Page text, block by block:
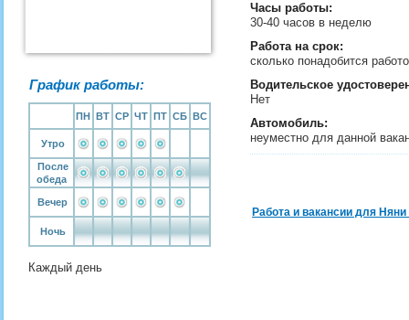
График работы:
ПН ВТ СР ЧТ ПТ СБ ВС
Утро
После
обеда
Вечер
Ночь
Каждый день
Часы работы:
30-40 часов в неделю
Работа на срок:
сколько понадобится
Водительское
Нет
Автомобиль:
неуместно для данной
Работа и вакансии для